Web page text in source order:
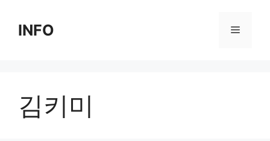
contentINFO Menu
김키미